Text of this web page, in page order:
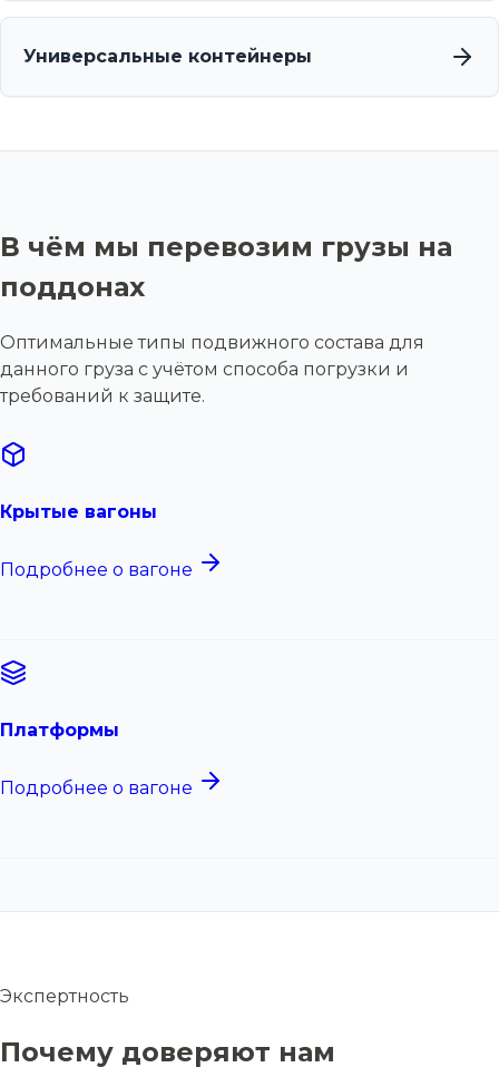
Универсальные контейнеры
В чём мы перевозим грузы на
поддонах
Оптимальные типы подвижного состава для
данного груза с учётом способа погрузки и
требований к защите.
Крытые вагоны
Подробнее о вагоне
Платформы
Подробнее о вагоне
Экспертность
Почему доверяют нам